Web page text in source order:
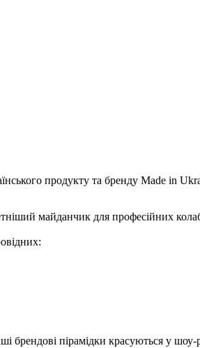
продукту та бренду Made in
майданчик для професійних
брендові пірамідки красуються у шоу-